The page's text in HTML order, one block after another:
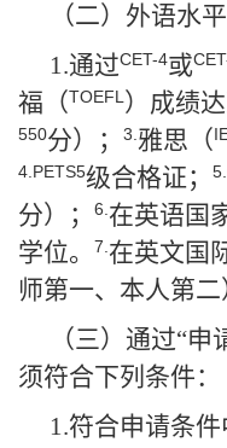
（二）外语水
1.通过CET-4或
福（TOEFL ）成绩达
550分）； 3. 雅思（
4.PETS5级合格证；
分）； 6. 在英语国
学位。
7. 在英文国
师第一、本人第二
（三）通过“申
须符合下列条件：
1.符合申请条